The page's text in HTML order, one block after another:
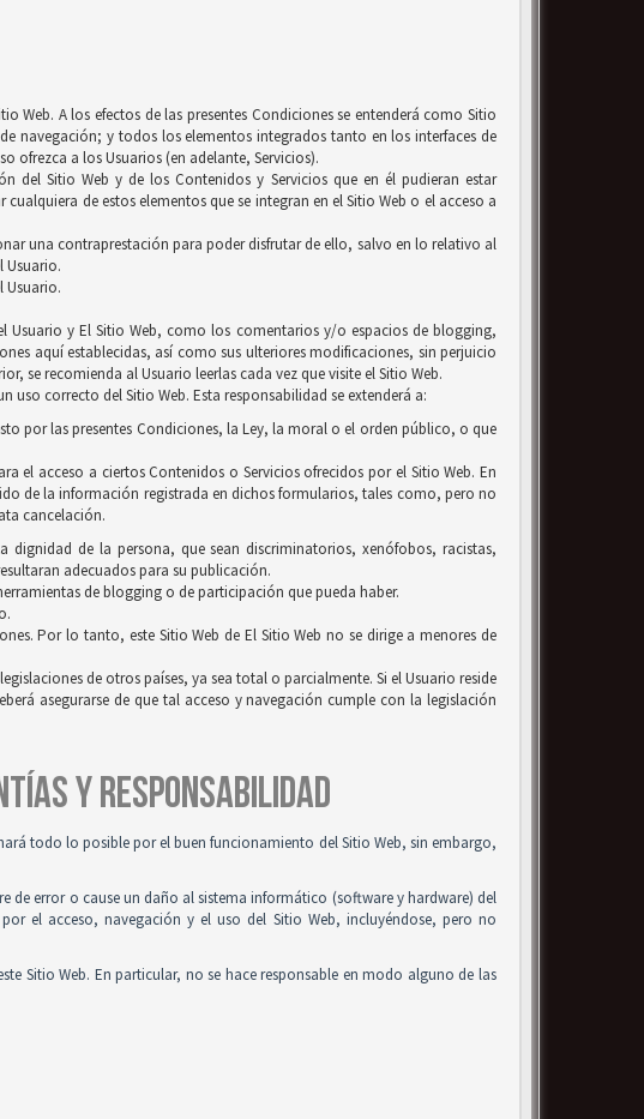
Web. A los efectos de las presentes Condiciones se entenderá como Sitio
navegación; y todos los elementos integrados tanto en los interfaces de
ofrezca a los Usuarios (en adelante, Servicios).
del Sitio Web y de los Contenidos y Servicios que en él pudieran estar
de estos elementos que se integran en el Sitio Web o el acceso a
una contraprestación para poder disfrutar de ello, salvo en lo relativo al
Usuario.
Usuario.
y El Sitio Web, como los comentarios y/o espacios de blogging,
aquí establecidas, así como sus ulteriores modificaciones, sin perjuicio
se recomienda al Usuario leerlas cada vez que visite el Sitio Web.
correcto del Sitio Web. Esta responsabilidad se extenderá a:
por las presentes Condiciones, la Ley, la moral o el orden público, o que
el acceso a ciertos Contenidos o Servicios ofrecidos por el Sitio Web. En
de la información registrada en dichos formularios, tales como, pero no
cancelación.
de la persona, que sean discriminatorios, xenófobos, racistas,
adecuados para su publicación.
de blogging o de participación que pueda haber.
Por lo tanto, este Sitio Web de El Sitio Web no se dirige a menores de
de otros países, ya sea total o parcialmente. Si el Usuario reside
asegurarse de que tal acceso y navegación cumple con la legislación
Y RESPONSABILIDAD
todo lo posible por el buen funcionamiento del Sitio Web, sin embargo,
de error o cause un daño al sistema informático (software y hardware) del
el acceso, navegación y el uso del Sitio Web, incluyéndose, pero no
Sitio Web. En particular, no se hace responsable en modo alguno de las